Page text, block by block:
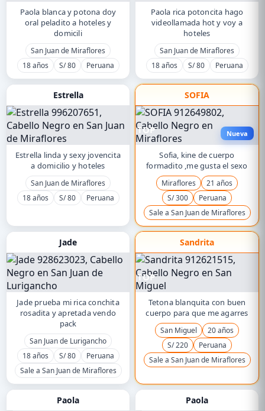
Paola blanca y potona doy
oral peladito a hoteles y
domicili
San Juan de Miraflores
18 años
S/ 80 Peruana
Paola rica potoncita hago
videollamada hot y voy a
hoteles
San Juan de Miraflores
18 años
S/ 80 Peruana
Estrella
Estrella linda y sexy jovencita
a domicilio y hoteles
San Juan de Miraflores
18 años
S/ 80 Peruana
SOFIA
TOP Nueva
Sofia, kine de cuerpo
formadito ,me gusta el sexo
Miraflores
21 años
S/ 300
Peruana
Sale a San Juan de Miraflores
Jade
Jade prueba mi rica conchita
rosadita y apretada vendo
pack
San Juan de Lurigancho
18 años
S/ 80
Peruana
Sale a San Juan de Miraflores
Sandrita
TOP
Tetona blanquita con buen
cuerpo para que me agarres
San Miguel
20 años
S/ 220
Peruana
Sale a San Juan de Miraflores
Paola Paola